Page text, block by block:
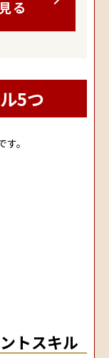
る
5つ
。
トスキル